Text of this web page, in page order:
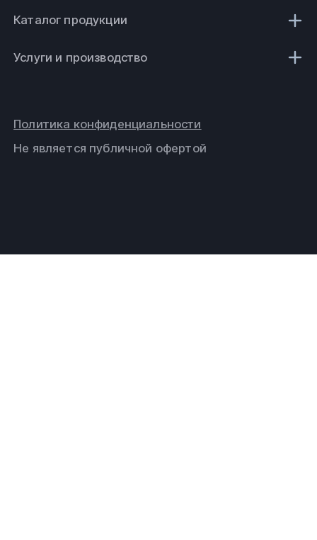
Каталог продукции
Услуги и производство
Не является публичной офертой
Политика конфиденциальности